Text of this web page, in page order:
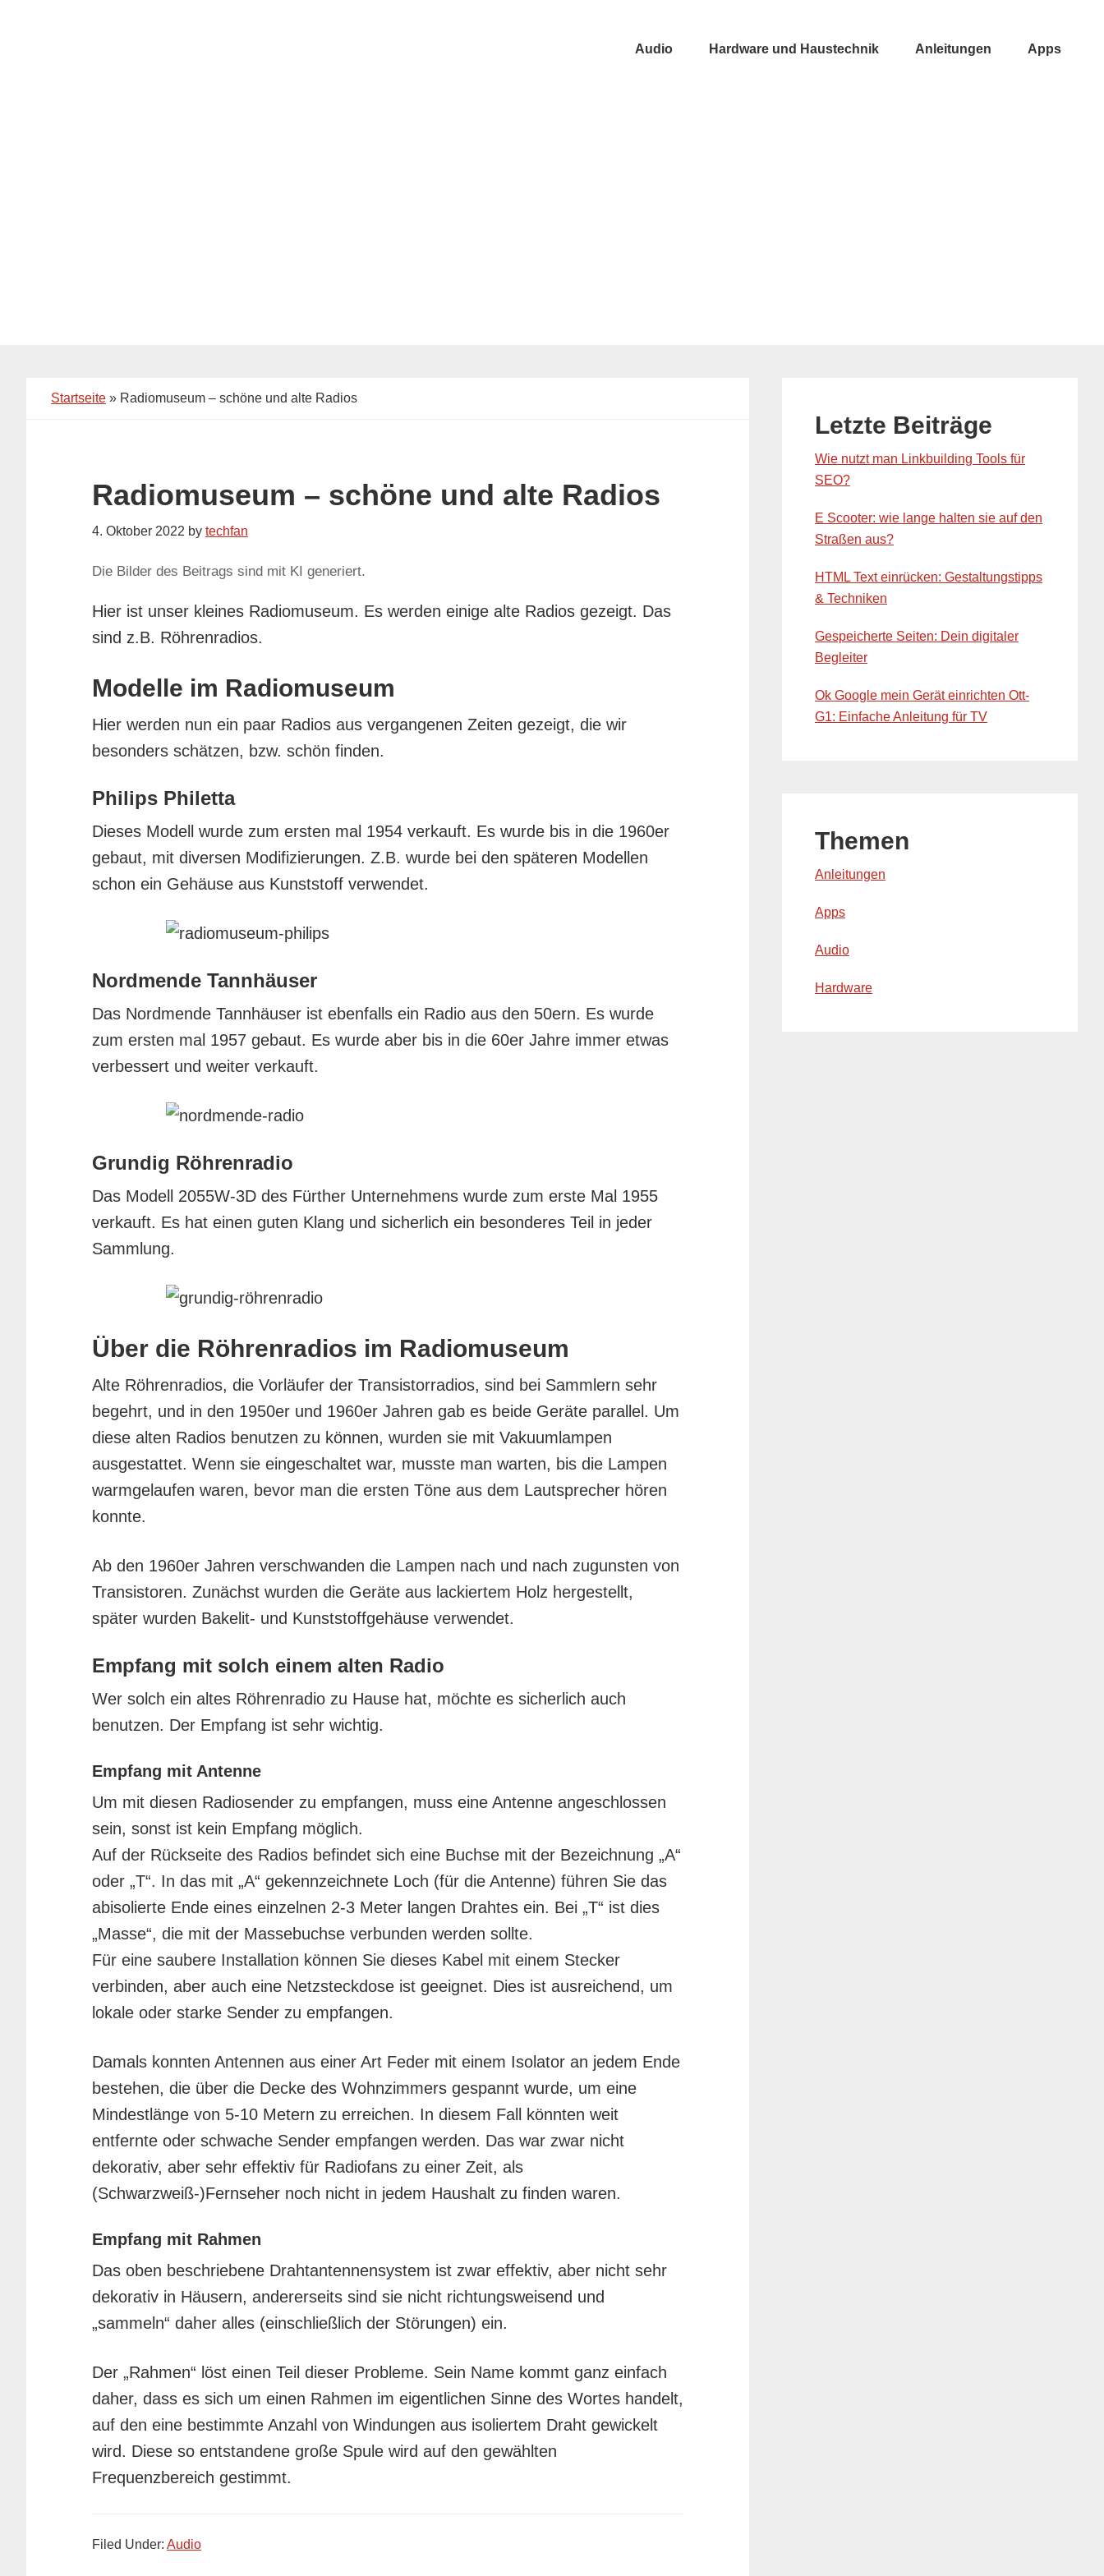
Audio Hardware und Haustechnik Anleitungen Apps
Startseite » Radiomuseum – schöne und alte Radios
Radiomuseum – schöne und alte Radios
4. Oktober 2022 by techfan
Die Bilder des Beitrags sind mit KI generiert.
Hier ist unser kleines Radiomuseum. Es werden einige alte Radios gezeigt. Das
sind z.B. Röhrenradios.
Modelle im Radiomuseum
Hier werden nun ein paar Radios aus vergangenen Zeiten gezeigt, die wir
besonders schätzen, bzw. schön finden.
Philips Philetta
Dieses Modell wurde zum ersten mal 1954 verkauft. Es wurde bis in die 1960er
gebaut, mit diversen Modifizierungen. Z.B. wurde bei den späteren Modellen
schon ein Gehäuse aus Kunststoff verwendet.
Nordmende Tannhäuser
Das Nordmende Tannhäuser ist ebenfalls ein Radio aus den 50ern. Es wurde
zum ersten mal 1957 gebaut. Es wurde aber bis in die 60er Jahre immer etwas
verbessert und weiter verkauft.
Grundig Röhrenradio
Das Modell 2055W-3D des Fürther Unternehmens wurde zum erste Mal 1955
verkauft. Es hat einen guten Klang und sicherlich ein besonderes Teil in jeder
Sammlung.
Über die Röhrenradios im Radiomuseum
Alte Röhrenradios, die Vorläufer der Transistorradios, sind bei Sammlern sehr
begehrt, und in den 1950er und 1960er Jahren gab es beide Geräte parallel. Um
diese alten Radios benutzen zu können, wurden sie mit Vakuumlampen
ausgestattet. Wenn sie eingeschaltet war, musste man warten, bis die Lampen
warmgelaufen waren, bevor man die ersten Töne aus dem Lautsprecher hören
konnte.
Ab den 1960er Jahren verschwanden die Lampen nach und nach zugunsten von
Transistoren. Zunächst wurden die Geräte aus lackiertem Holz hergestellt,
später wurden Bakelit- und Kunststoffgehäuse verwendet.
Empfang mit solch einem alten Radio
Wer solch ein altes Röhrenradio zu Hause hat, möchte es sicherlich auch
benutzen. Der Empfang ist sehr wichtig.
Empfang mit Antenne
Um mit diesen Radiosender zu empfangen, muss eine Antenne angeschlossen
sein, sonst ist kein Empfang möglich.
Auf der Rückseite des Radios befindet sich eine Buchse mit der Bezeichnung „A“
oder „T“. In das mit „A“ gekennzeichnete Loch (für die Antenne) führen Sie das
abisolierte Ende eines einzelnen 2-3 Meter langen Drahtes ein. Bei „T“ ist dies
„Masse“, die mit der Massebuchse verbunden werden sollte.
Für eine saubere Installation können Sie dieses Kabel mit einem Stecker
verbinden, aber auch eine Netzsteckdose ist geeignet. Dies ist ausreichend, um
lokale oder starke Sender zu empfangen.
Damals konnten Antennen aus einer Art Feder mit einem Isolator an jedem Ende
bestehen, die über die Decke des Wohnzimmers gespannt wurde, um eine
Mindestlänge von 5-10 Metern zu erreichen. In diesem Fall könnten weit
entfernte oder schwache Sender empfangen werden. Das war zwar nicht
dekorativ, aber sehr effektiv für Radiofans zu einer Zeit, als
(Schwarzweiß-)Fernseher noch nicht in jedem Haushalt zu finden waren.
Empfang mit Rahmen
Das oben beschriebene Drahtantennensystem ist zwar effektiv, aber nicht sehr
dekorativ in Häusern, andererseits sind sie nicht richtungsweisend und
„sammeln“ daher alles (einschließlich der Störungen) ein.
Der „Rahmen“ löst einen Teil dieser Probleme. Sein Name kommt ganz einfach
daher, dass es sich um einen Rahmen im eigentlichen Sinne des Wortes handelt,
auf den eine bestimmte Anzahl von Windungen aus isoliertem Draht gewickelt
wird. Diese so entstandene große Spule wird auf den gewählten
Frequenzbereich gestimmt.
Filed Under: Audio
Sidebar
Letzte Beiträge
Wie nutzt man Linkbuilding Tools für
SEO?
E Scooter: wie lange halten sie auf den
Straßen aus?
HTML Text einrücken: Gestaltungstipps
& Techniken
Gespeicherte Seiten: Dein digitaler
Begleiter
Ok Google mein Gerät einrichten Ott-
G1: Einfache Anleitung für TV
Themen
Anleitungen
Apps
Audio
Hardware